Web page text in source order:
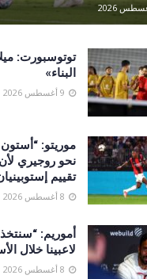
توتوسبورت:
البناء»
موريتو: “أستون
نحو روجيري
تقييم
أموريم:
لاعبينا خلال